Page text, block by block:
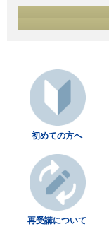
初めての方へ
再受講について